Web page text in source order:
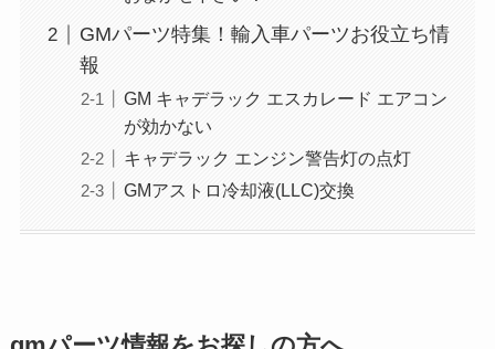
GMパーツ特集！輸入車パーツお役立ち情
報
GM キャデラック エスカレード エアコン
が効かない
キャデラック エンジン警告灯の点灯
GMアストロ冷却液(LLC)交換